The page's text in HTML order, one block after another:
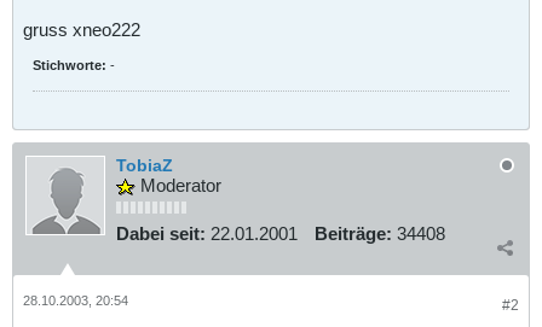
gruss xneo222
Stichworte: -
TobiaZ
Moderator
Dabei seit: 22.01.2001 Beiträge: 34408
#2
28.10.2003, 20:54